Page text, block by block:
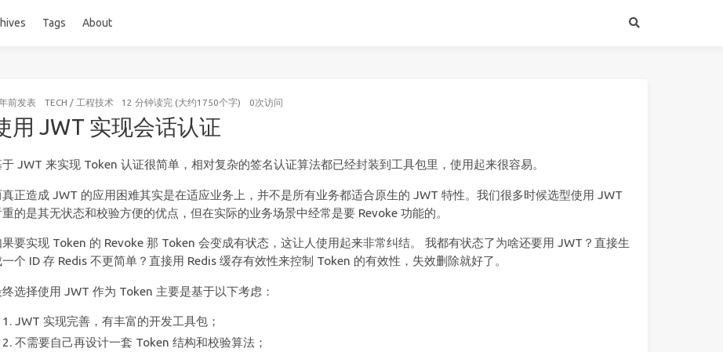
Tags About
前发表 TECH / 工程技术 12 分钟读完 (大约1750个字) 0次访问
用 JWT 实现会话认证
于 JWT 来实现 Token 认证很简单，相对复杂的签名认证算法都已经封装到工具包里，使用起来很容易。
真正造成 JWT 的应用困难其实是在适应业务上，并不是所有业务都适合原生的 JWT 特性。我们很多时候选型使用 JWT
重的是其无状态和校验方便的优点，但在实际的业务场景中经常是要 Revoke 功能的。
果要实现 Token 的 Revoke 那 Token 会变成有状态，这让人使用起来非常纠结。 我都有状态了为啥还要用 JWT？直接生
一个 ID 存 Redis 不更简单？直接用 Redis 缓存有效性来控制 Token 的有效性，失效删除就好了。
终选择使用 JWT 作为 Token 主要是基于以下考虑：
JWT 实现完善，有丰富的开发工具包；
不需要自己再设计一套 Token 结构和校验算法；